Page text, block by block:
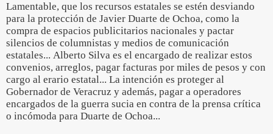
Lamentable, que los recursos estatales se estén desviando
para la protección de Javier Duarte de Ochoa, como la
compra de espacios publicitarios nacionales y pactar
silencios de columnistas y medios de comunicación
estatales... Alberto Silva es el encargado de realizar estos
convenios, arreglos, pagar facturas por miles de pesos y con
cargo al erario estatal... La intención es proteger al
Gobernador de Veracruz y además, pagar a operadores
encargados de la guerra sucia en contra de la prensa crítica
o incómoda para Duarte de Ochoa...